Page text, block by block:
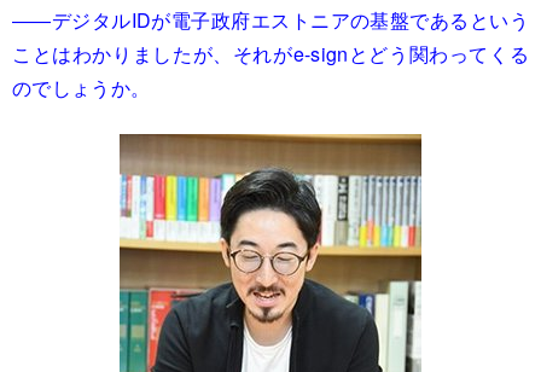
――デジタルIDが電子政府エストニアの基盤であるという
ことはわかりましたが、それがe-signとどう関わってくる
のでしょうか。